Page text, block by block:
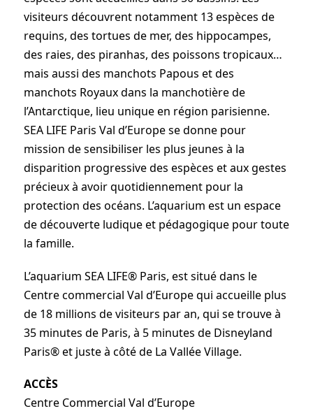
visiteurs découvrent notamment 13 espèces de
requins, des tortues de mer, des hippocampes,
des raies, des piranhas, des poissons tropicaux…
mais aussi des manchots Papous et des
manchots Royaux dans la manchotière de
l’Antarctique, lieu unique en région parisienne.
SEA LIFE Paris Val d’Europe se donne pour
mission de sensibiliser les plus jeunes à la
disparition progressive des espèces et aux gestes
précieux à avoir quotidiennement pour la
protection des océans. L’aquarium est un espace
de découverte ludique et pédagogique pour toute
la famille.
L’aquarium SEA LIFE® Paris, est situé dans le
Centre commercial Val d’Europe qui accueille plus
de 18 millions de visiteurs par an, qui se trouve à
35 minutes de Paris, à 5 minutes de Disneyland
Paris® et juste à côté de La Vallée Village.
ACCÈS
Centre Commercial Val d’Europe